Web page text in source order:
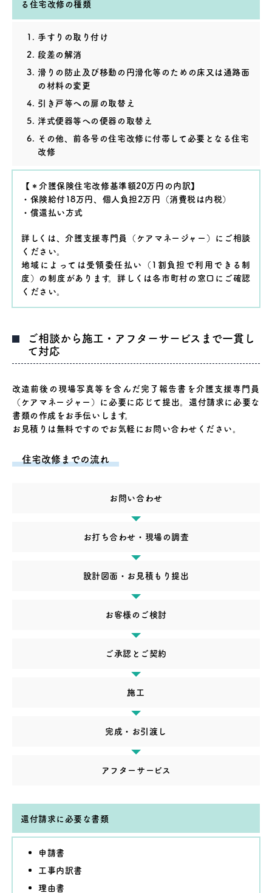
る住宅改修の種類
手すりの取り付け
段差の解消
滑りの防止及び移動の円滑化等のための床又は通路面
の材料の変更
引き戸等への扉の取替え
洋式便器等への便器の取替え
その他、前各号の住宅改修に付帯して必要となる住宅
改修
【＊介護保険住宅改修基準額20万円の内訳】
・保険給付18万円、個人負担2万円（消費税は内税）
・償還払い方式
詳しくは、介護支援専門員（ケアマネージャー）にご相談
ください。
地域によっては受領委任払い（1割負担で利用できる制
度）の制度があります。詳しくは各市町村の窓口にご確認
ください。
ご相談から施工・アフターサービスまで一貫し
て対応
改造前後の現場写真等を含んだ完了報告書を介護支援専門員
（ケアマネージャー）に必要に応じて提出。還付請求に必要な
書類の作成をお手伝いします。
お見積りは無料ですのでお気軽にお問い合わせください。
住宅改修までの流れ
お問い合わせ
お打ち合わせ・現場の調査
設計図面・お見積もり提出
お客様のご検討
ご承認とご契約
施工
完成・お引渡し
アフターサービス
還付請求に必要な書類
申請書
工事内訳書
理由書